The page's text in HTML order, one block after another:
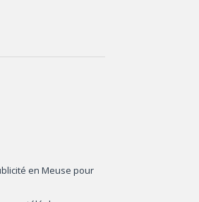
en Meuse pour